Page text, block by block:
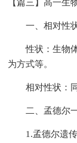
【篇三】高一生
一、相对性
性状：生物体
为方式等。
相对性状：同
二、孟德尔一
1.孟德尔遗传